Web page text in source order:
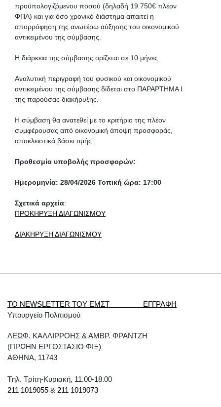
προϋπολογιζόμενου ποσού (δηλαδή 19.750€ πλέον
ΦΠΑ) και για όσο χρονικό διάστημα απαιτεί η
απορρόφηση της ανωτέρω αύξησης του οικονομικού
αντικειμένου της σύμβασης.
Η διάρκεια της σύμβασης ορίζεται σε 10 μήνες.
Αναλυτική περιγραφή του φυσικού και οικονομικού
αντικειμένου της σύμβασης δίδεται στο ΠΑΡΑΡΤΗΜΑ I
της παρούσας διακήρυξης.
Η σύμβαση θα ανατεθεί με το κριτήριο της πλέον
συμφέρουσας από οικονομική άποψη προσφοράς,
αποκλειστικά βάσει τιμής.
Προθεσμία υποβολής προσφορών:
Ημερομηνία: 28/04/2026 Τοπική ώρα: 17:00
Σχετικά αρχεία:
ΠΡΟΚΗΡΥΞΗ ΔΙΑΓΩΝΙΣΜΟΥ
ΔΙΑΚΗΡΥΞΗ ΔΙΑΓΩΝΙΣΜΟΥ
ΤΟ NEWSLETTER ΤΟΥ ΕΜΣΤ ΕΓΓΡΑΦΗ
Υπουργείο Πολιτισμού
ΛΕΩΦ. ΚΑΛΛΙΡΡΟΗΣ & ΑΜΒΡ. ΦΡΑΝΤΖΗ
(ΠΡΩΗΝ ΕΡΓΟΣΤΑΣΙΟ ΦΙΞ)
ΑΘΗΝΑ, 11743
Tηλ. Τρίτη-Κυριακή, 11.00-18.00
211 1019055 & 211 1019073